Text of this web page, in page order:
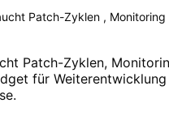
Patch-Zyklen , Monitoring
Patch-Zyklen,
für Weiterentwicklung